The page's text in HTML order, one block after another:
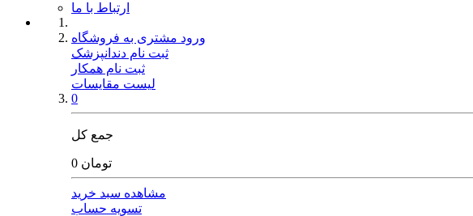
ارتباط با ما
ورود مشتری به فروشگاه
ثبت نام دندانپزشک
ثبت نام همکار
لیست مقایسات
0
جمع کل
0 تومان
مشاهده سبد خرید
تسویه حساب